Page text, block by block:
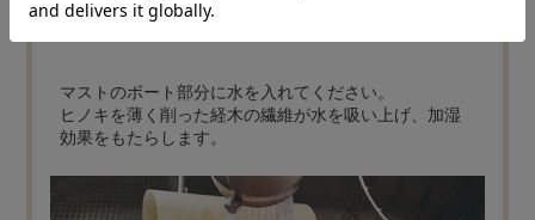
マストのボート部分に水を入れてください。
ヒノキを薄く削った経木の繊維が水を吸い上げ、加湿
効果をもたらします。